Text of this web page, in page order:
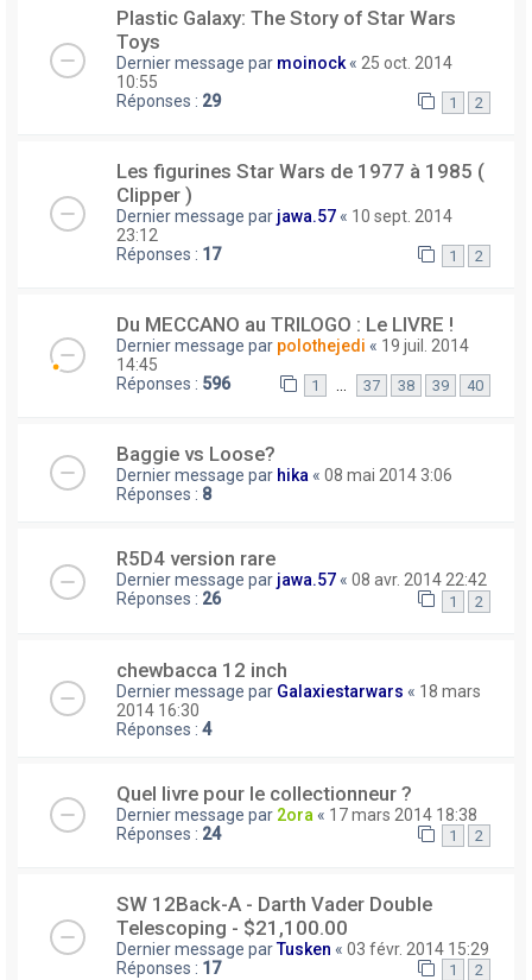
Plastic Galaxy: The Story of Star Wars
Toys
Dernier message par moinock « 25 oct. 2014
10:55
Réponses : 29 1 2
Les figurines Star Wars de 1977 à 1985 (
Clipper )
Dernier message par jawa.57 « 10 sept. 2014
23:12
Réponses : 17 1 2
Du MECCANO au TRILOGO : Le LIVRE !
Dernier message par polothejedi « 19 juil. 2014
14:45
Réponses : 596 1 … 37 38 39 40
Baggie vs Loose?
Dernier message par hika « 08 mai 2014 3:06
Réponses : 8
R5D4 version rare
Dernier message par jawa.57 « 08 avr. 2014 22:42
Réponses : 26 1 2
chewbacca 12 inch
Dernier message par Galaxiestarwars « 18 mars
2014 16:30
Réponses : 4
Quel livre pour le collectionneur ?
Dernier message par 2ora « 17 mars 2014 18:38
Réponses : 24 1 2
SW 12Back-A - Darth Vader Double
Telescoping - $21,100.00
Dernier message parTusken « 03 févr. 2014 15:29
Réponses : 17 1 2